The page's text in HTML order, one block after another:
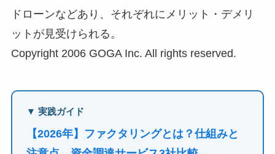
ドローンなどあり、それぞれにメリット・デメリ
ットが見受けられる。
Copyright 2006 GOGA Inc. All rights reserved.
▼ 実践ガイド
【2026年】ファクタリングとは？仕組みと